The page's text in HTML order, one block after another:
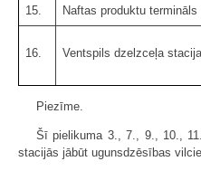
15. Naftas produktu termināls
16. Ventspils dzelzceļa stacija
Piezīme.
Šī pielikuma 3., 7., 9., 10.,
stacijās jābūt ugunsdzēsības